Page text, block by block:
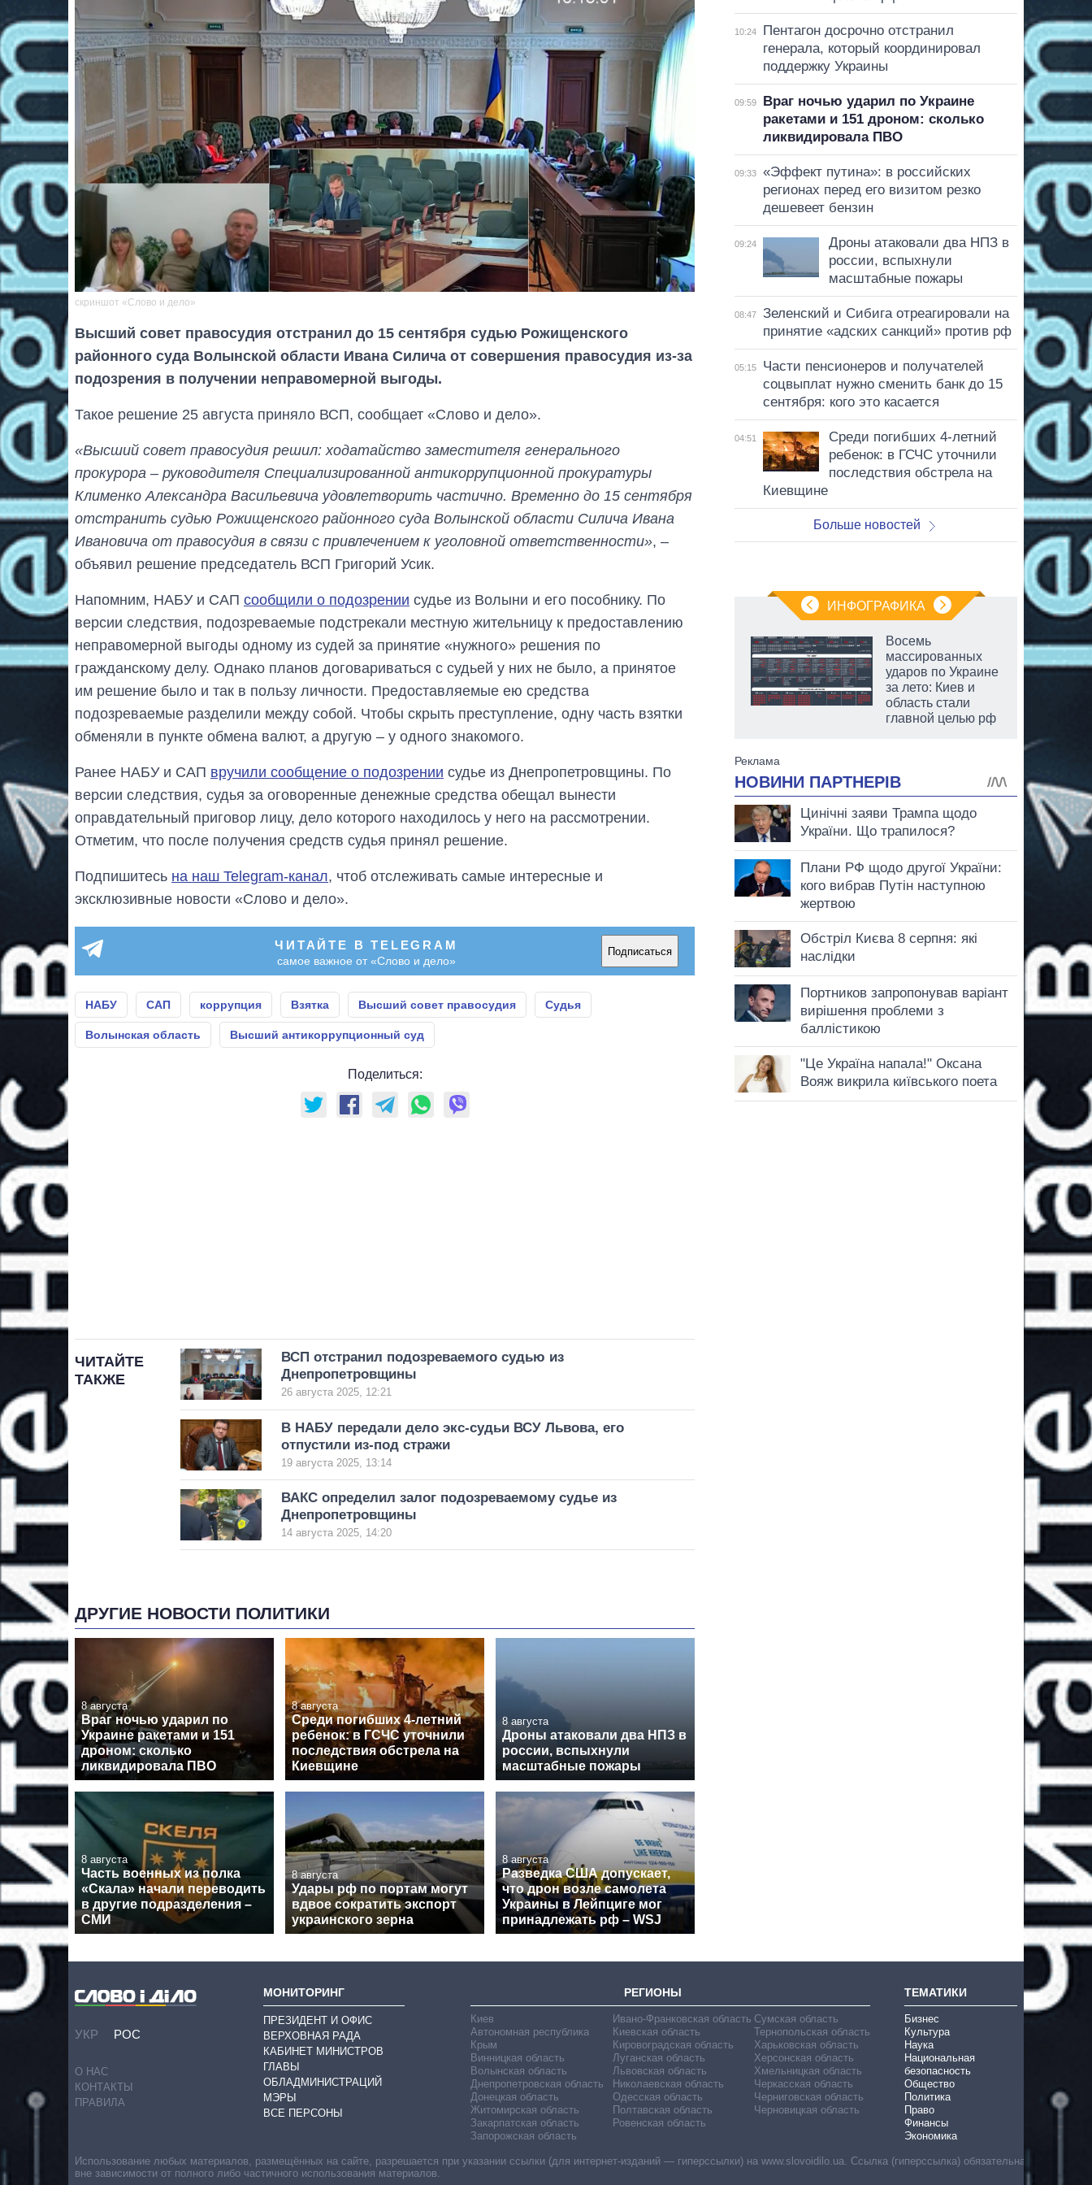
скриншот «Слово и дело»
Высший совет правосудия отстранил до 15 сентября судью Рожищенского
районного суда Волынской области Ивана Силича от совершения правосудия из-за
подозрения в получении неправомерной выгоды.
Такое решение 25 августа приняло ВСП, сообщает «Слово и дело».
«Высший совет правосудия решил: ходатайство заместителя генерального
прокурора – руководителя Специализированной антикоррупционной прокуратуры
Клименко Александра Васильевича удовлетворить частично. Временно до 15 сентября
отстранить судью Рожищенского районного суда Волынской области Силича Ивана
Ивановича от правосудия в связи с привлечением к уголовной ответственности», –
объявил решение председатель ВСП Григорий Усик.
Напомним, НАБУ и САП сообщили о подозрении судье из Волыни и его пособнику. По
версии следствия, подозреваемые подстрекали местную жительницу к предоставлению
неправомерной выгоды одному из судей за принятие «нужного» решения по
гражданскому делу. Однако планов договариваться с судьей у них не было, а принятое
им решение было и так в пользу личности. Предоставляемые ею средства
подозреваемые разделили между собой. Чтобы скрыть преступление, одну часть взятки
обменяли в пункте обмена валют, а другую – у одного знакомого.
Ранее НАБУ и САП вручили сообщение о подозрении судье из Днепропетровщины. По
версии следствия, судья за оговоренные денежные средства обещал вынести
оправдательный приговор лицу, дело которого находилось у него на рассмотрении.
Отметим, что после получения средств судья принял решение.
Подпишитесь на наш Telegram-канал, чтоб отслеживать самые интересные и
эксклюзивные новости «Слово и дело».
ЧИТАЙТЕ В TELEGRAM
самое важное от «Слово и дело»
Подписаться
НАБУ САП коррупция Взятка Высший совет правосудия Судья
Волынская область Высший антикоррупционный суд
Поделиться:
ЧИТАЙТЕ
ТАКЖЕ
ВСП отстранил подозреваемого судью из
Днепропетровщины
26 августа 2025, 12:21
В НАБУ передали дело экс-судьи ВСУ Львова, его
отпустили из-под стражи
19 августа 2025, 13:14
ВАКС определил залог подозреваемому судье из
Днепропетровщины
14 августа 2025, 14:20
ДРУГИЕ НОВОСТИ ПОЛИТИКИ
8 августа
Враг ночью ударил по
Украине ракетами и 151
дроном: сколько
ликвидировала ПВО
8 августа
Среди погибших 4-летний
ребенок: в ГСЧС уточнили
последствия обстрела на
Киевщине
8 августа
Дроны атаковали два НПЗ в
россии, вспыхнули
масштабные пожары
8 августа
Часть военных из полка
«Скала» начали переводить
в другие подразделения –
СМИ
8 августа
Удары рф по портам могут
вдвое сократить экспорт
украинского зерна
8 августа
Разведка США допускает,
что дрон возле самолета
Украины в Лейпциге мог
принадлежать рф – WSJ
10:24
Пентагон досрочно отстранил
генерала, который координировал
поддержку Украины
09:59
Враг ночью ударил по Украине
ракетами и 151 дроном: сколько
ликвидировала ПВО
09:33
«Эффект путина»: в российских
регионах перед его визитом резко
дешевеет бензин
09:24
Дроны атаковали два НПЗ в
россии, вспыхнули
масштабные пожары
08:47
Зеленский и Сибига отреагировали на
принятие «адских санкций» против рф
05:15
Части пенсионеров и получателей
соцвыплат нужно сменить банк до 15
сентября: кого это касается
04:51
Среди погибших 4-летний
ребенок: в ГСЧС уточнили
последствия обстрела на
Киевщине
Больше новостей
ИНФОГРАФИКА
количество
магистратуру и
аспирантуру
Восемь
массированных
ударов по Украине
за лето: Киев и
область стали
главной целью рф
УКР РОС
О НАС
КОНТАКТЫ
ПРАВИЛА
МОНИТОРИНГ
ПРЕЗИДЕНТ И ОФИС
ВЕРХОВНАЯ РАДА
КАБИНЕТ МИНИСТРОВ
ГЛАВЫ
ОБЛАДМИНИСТРАЦИЙ
МЭРЫ
ВСЕ ПЕРСОНЫ
РЕГИОНЫ
Киев
Автономная республика
Крым
Винницкая область
Волынская область
Днепропетровская область
Донецкая область
Житомирская область
Закарпатская область
Запорожская область
Ивано-Франковская область
Киевская область
Кировоградская область
Луганская область
Львовская область
Николаевская область
Одесская область
Полтавская область
Ровенская область
Сумская область
Тернопольская область
Харьковская область
Херсонская область
Хмельницкая область
Черкасская область
Черниговская область
Черновицкая область
ТЕМАТИКИ
Бизнес
Культура
Наука
Национальная
безопасность
Общество
Политика
Право
Финансы
Экономика
Использование любых материалов, размещённых на сайте, разрешается при указании ссылки (для интернет-изданий — гиперссылки) на www.slovoidilo.ua. Ссылка (гиперссылка) обязательна
вне зависимости от полного либо частичного использования материалов.